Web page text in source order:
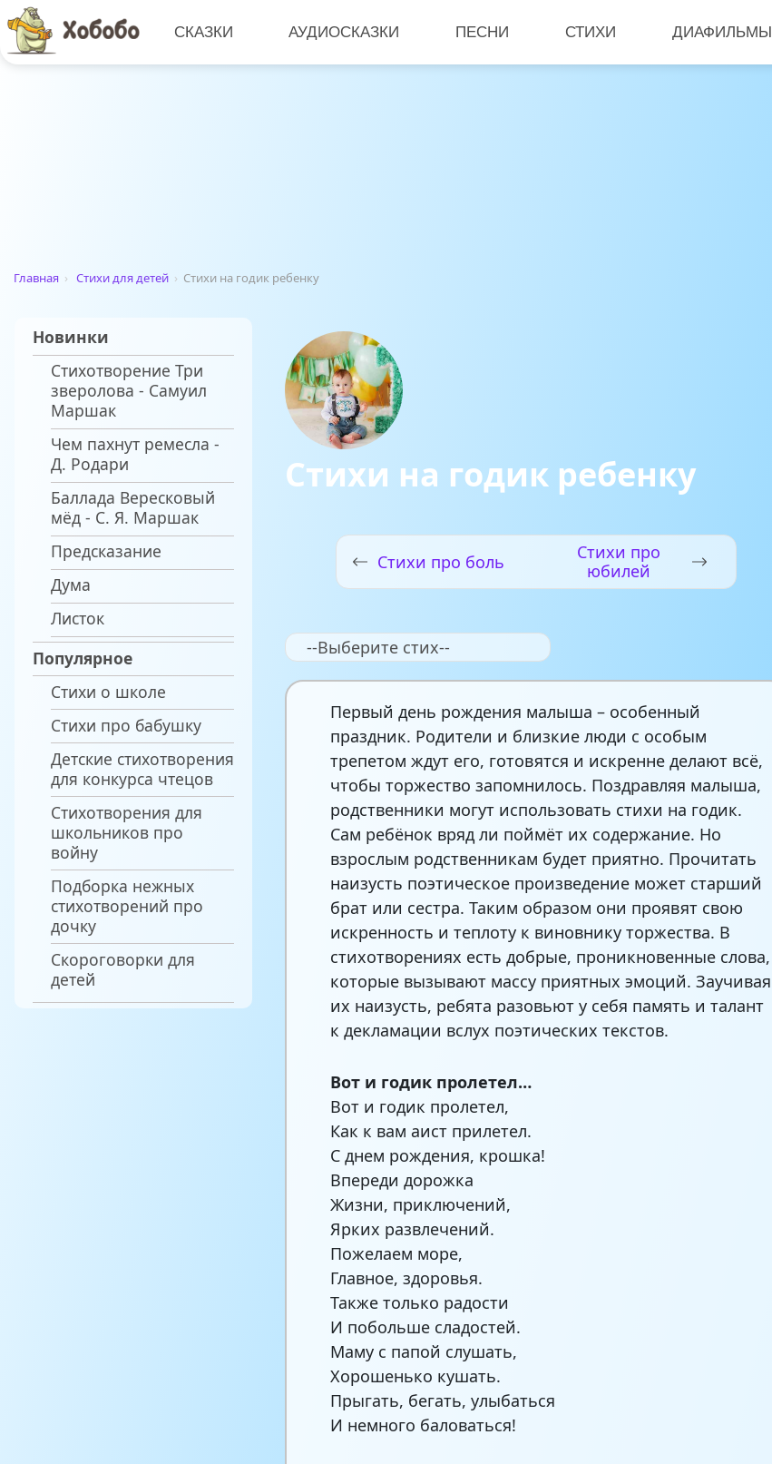
СКАЗКИ АУДИОСКАЗКИ ПЕСНИ СТИХИ ДИАФИЛЬМЫ
Главная › Стихи для детей › Стихи на годик ребенку
Новинки
Стихотворение Три
зверолова - Самуил
Маршак
Чем пахнут ремесла -
Д. Родари
Баллада Вересковый
мёд - С. Я. Маршак
Предсказание
Дума
Листок
Популярное
Стихи о школе
Стихи про бабушку
Детские стихотворения
для конкурса чтецов
Стихотворения для
школьников про
войну
Подборка нежных
стихотворений про
дочку
Скороговорки для
детей
Стихи на годик ребенку
Стихи про боль
Стихи про
юбилей
--Выберите стих--
Первый день рождения малыша – особенный
праздник. Родители и близкие люди с особым
трепетом ждут его, готовятся и искренне делают всё,
чтобы торжество запомнилось. Поздравляя малыша,
родственники могут использовать стихи на годик.
Сам ребёнок вряд ли поймёт их содержание. Но
взрослым родственникам будет приятно. Прочитать
наизусть поэтическое произведение может старший
брат или сестра. Таким образом они проявят свою
искренность и теплоту к виновнику торжества. В
стихотворениях есть добрые, проникновенные слова,
которые вызывают массу приятных эмоций. Заучивая
их наизусть, ребята разовьют у себя память и талант
к декламации вслух поэтических текстов.
Вот и годик пролетел…
Вот и годик пролетел,
Как к вам аист прилетел.
С днем рождения, крошка!
Впереди дорожка
Жизни, приключений,
Ярких развлечений.
Пожелаем море,
Главное, здоровья.
Также только радости
И побольше сладостей.
Маму с папой слушать,
Хорошенько кушать.
Прыгать, бегать, улыбаться
И немного баловаться!